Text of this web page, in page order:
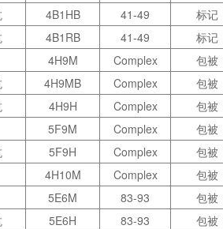
4B1HB 41-49
标记
4B1RB 41-49
标记
4H9M Complex
包被
4H9MB Complex
包被
4H9H Complex
包被
5F9M Complex
包被
5F9H Complex
包被
4H10M Complex
包被
5E6M 83-93
包被
5E6H 83-93
包被